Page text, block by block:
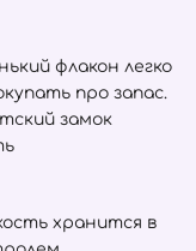
флакон легко
про запас.
замок
хранится в